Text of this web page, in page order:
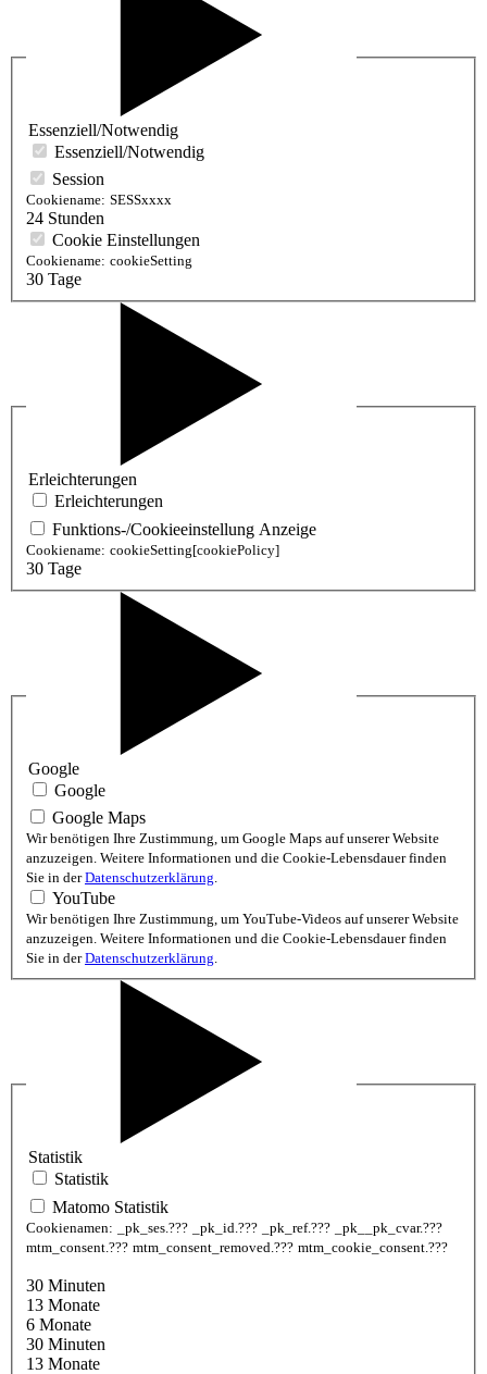
Essenziell/Notwendig
Essenziell/Notwendig
Session
Cookiename: SESSxxxx
24 Stunden
Cookie Einstellungen
Cookiename: cookieSetting
30 Tage
Erleichterungen
Erleichterungen
Funktions-/Cookieeinstellung Anzeige
Cookiename: cookieSetting[cookiePolicy]
30 Tage
Google
Google
Google Maps
Wir benötigen Ihre Zustimmung, um Google Maps auf unserer Website
anzuzeigen. Weitere Informationen und die Cookie-Lebensdauer finden
Sie in derDatenschutzerklärung.
YouTube
Wir benötigen Ihre Zustimmung, um YouTube-Videos auf unserer Website
anzuzeigen. Weitere Informationen und die Cookie-Lebensdauer finden
Sie in derDatenschutzerklärung.
Statistik
Statistik
Matomo Statistik
Cookienamen: _pk_ses.??? _pk_id.??? _pk_ref.???
_pk__pk_cvar.???
mtm_consent.??? mtm_consent_removed.??? mtm_cookie_consent.???
30 Minuten
13 Monate
6 Monate
30 Minuten
13 Monate